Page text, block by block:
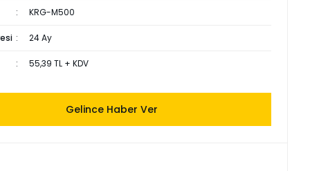
KRG-M500
24 Ay
55,39 TL + KDV
Gelince Haber Ver